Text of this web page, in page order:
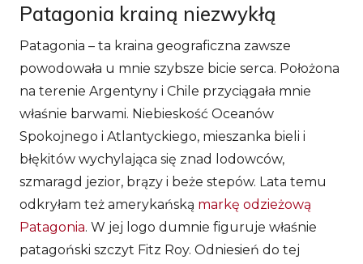
Patagonia krainą niezwykłą
Patagonia – ta kraina geograficzna zawsze
powodowała u mnie szybsze bicie serca. Położona
na terenie Argentyny i Chile przyciągała mnie
właśnie barwami. Niebieskość Oceanów
Spokojnego i Atlantyckiego, mieszanka bieli i
błękitów wychylająca się znad lodowców,
szmaragd jezior, brązy i beże stepów. Lata temu
odkryłam też amerykańską markę odzieżową
Patagonia. W jej logo dumnie figuruje właśnie
patagoński szczyt Fitz Roy. Odniesień do tej